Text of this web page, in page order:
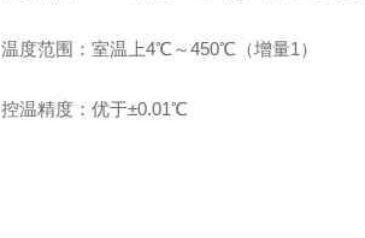
温度范围：室温上4℃～450℃（增量1）
控温精度：优于±0.01℃